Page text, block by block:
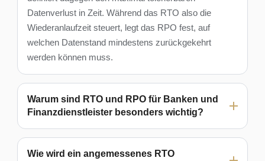
Datenverlust in Zeit. Während das RTO also die
Wiederanlaufzeit steuert, legt das RPO fest, auf
welchen Datenstand mindestens zurückgekehrt
werden können muss.
Warum sind RTO und RPO für Banken und
Finanzdienstleister besonders wichtig?
Wie wird ein angemessenes RTO